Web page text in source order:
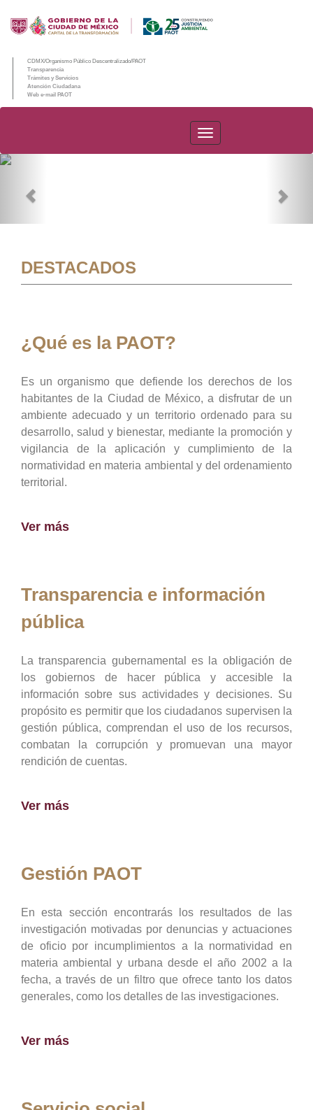
CDMX/Organismo Público Descentralizado/PAOT
Transparencia
Trámites y Servicios
Atención Ciudadana
Web e-mail PAOT
PAOT
DESTACADOS
¿Qué es la PAOT?
Es un organismo que defiende los derechos de los
habitantes de la Ciudad de México, a disfrutar de un
ambiente adecuado y un territorio ordenado para su
desarrollo, salud y bienestar, mediante la promoción y
vigilancia de la aplicación y cumplimiento de la
normatividad en materia ambiental y del ordenamiento
territorial.
Ver más
Transparencia e información
pública
La transparencia gubernamental es la obligación de
los gobiernos de hacer pública y accesible la
información sobre sus actividades y decisiones. Su
propósito es permitir que los ciudadanos supervisen la
gestión pública, comprendan el uso de los recursos,
combatan la corrupción y promuevan una mayor
rendición de cuentas.
Ver más
Gestión PAOT
En esta sección encontrarás los resultados de las
investigación motivadas por denuncias y actuaciones
de oficio por incumplimientos a la normatividad en
materia ambiental y urbana desde el año 2002 a la
fecha, a través de un filtro que ofrece tanto los datos
generales, como los detalles de las investigaciones.
Ver más